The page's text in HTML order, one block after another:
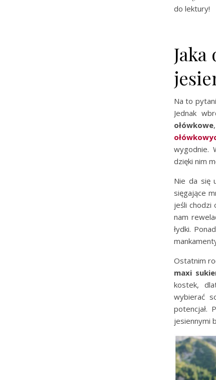
do lektury!
Na to
Jednak
ołówkowe
wygodnie.
dzięki nim
Nie da się
sięgające
jeśli chodzi
nam
łydki.
Ostatnim
maxi
kostek,
wybierać
potencjał.
jesiennymi